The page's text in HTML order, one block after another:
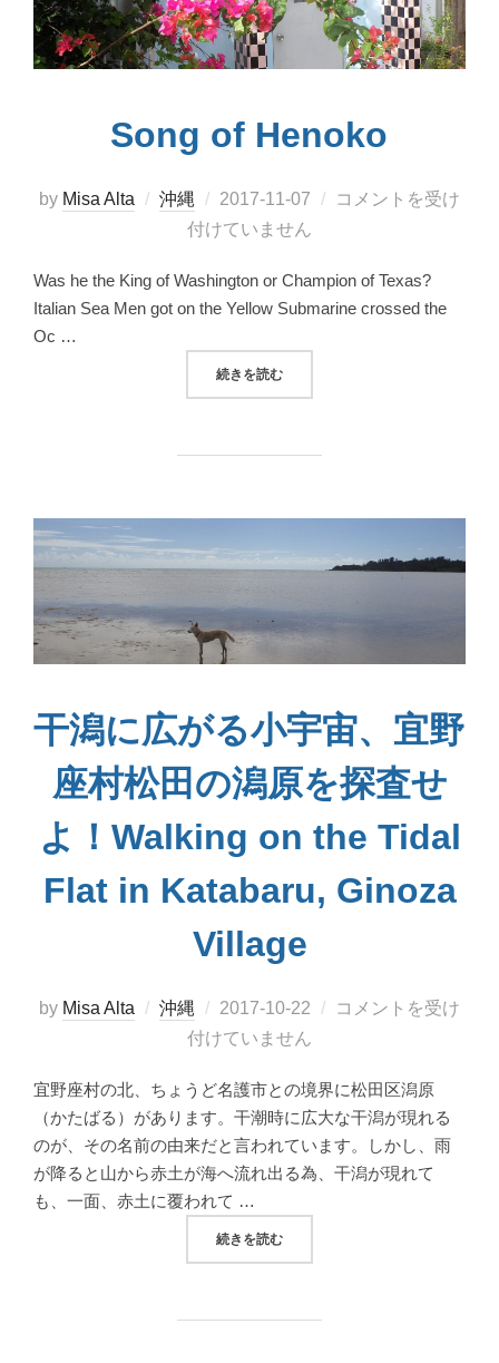
Song of Henoko
by Misa Alta 沖縄
投
稿
2017-11-07
コメントを受け
付けていません
Was he the King of Washington or Champion of Texas?
Italian Sea Men got on the Yellow Submarine crossed the
Oc …
続きを読む“SONG OF HENOKO”
干潟に広がる小宇宙、宜野
座村松田の潟原を探査せ
よ！Walking on the Tidal
Flat in Katabaru, Ginoza
Village
by Misa Alta 沖縄
投
稿
2017-10-22
コメントを受け
付けていません
宜野座村の北、ちょうど名護市との境界に松田区潟原
（かたばる）があります。干潮時に広大な干潟が現れる
のが、その名前の由来だと言われています。しかし、雨
が降ると山から赤土が海へ流れ出る為、干潟が現れて
も、一面、赤土に覆われて …
続きを読む“干潟に広がる小宇宙、宜野座村松